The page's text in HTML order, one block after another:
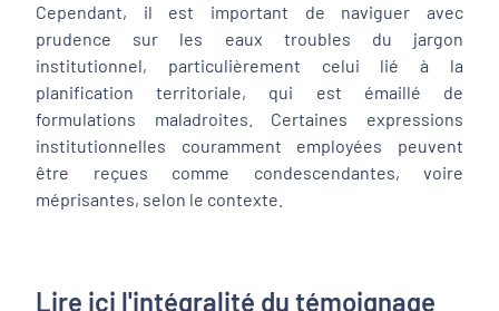
Cependant, il est important de naviguer avec
prudence sur les eaux troubles du jargon
institutionnel, particulièrement celui lié à la
planification territoriale, qui est émaillé de
formulations maladroites. Certaines expressions
institutionnelles couramment employées peuvent
être reçues comme condescendantes, voire
méprisantes, selon le contexte.
Lire ici l'intégralité du témoignage